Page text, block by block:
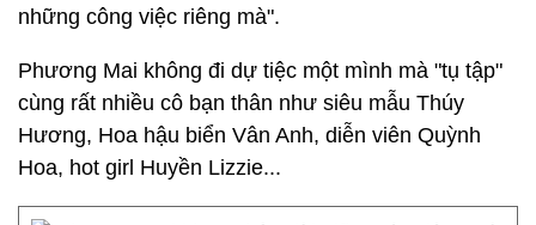
những công việc riêng mà".
Phương Mai không đi dự tiệc một mình mà "tụ tập"
cùng rất nhiều cô bạn thân như siêu mẫu Thúy
Hương, Hoa hậu biển Vân Anh, diễn viên Quỳnh
Hoa, hot girl Huyền Lizzie...